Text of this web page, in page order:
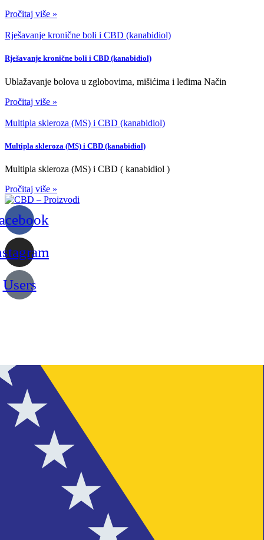
Pročitaj više »
Rješavanje kronične boli i CBD (kanabidiol)
Rješavanje kronične boli i CBD (kanabidiol)
Ublažavanje bolova u zglobovima, mišićima i leđima Način
Pročitaj više »
Multipla skleroza (MS) i CBD (kanabidiol)
Multipla skleroza (MS) i CBD (kanabidiol)
Multipla skleroza (MS) i CBD ( kanabidiol )
Pročitaj više »
Users